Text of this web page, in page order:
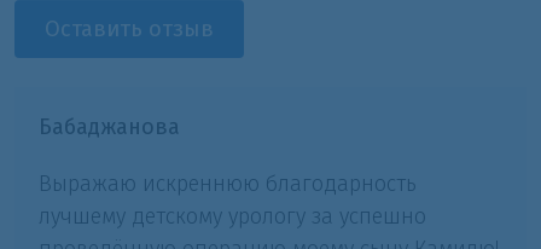
Оставить отзыв
Бабаджанова
Выражаю искреннюю благодарность
лучшему детскому урологу за успешно